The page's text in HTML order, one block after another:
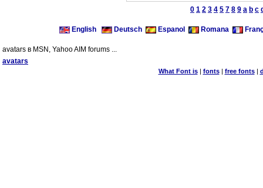
0 1 2 3 4 5 7 8 9 a b c
English Deutsch Espanol Romana
avatars в MSN, Yahoo AIM forums ...
avatars
What Font is| fonts| free fonts|